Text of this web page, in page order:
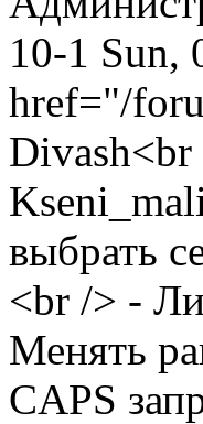
10-1 Sun,
href="/
Divash<br
выбрать
<br /> -
Менять
CAPS